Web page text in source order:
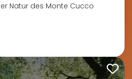
Natur des Monte Cucco